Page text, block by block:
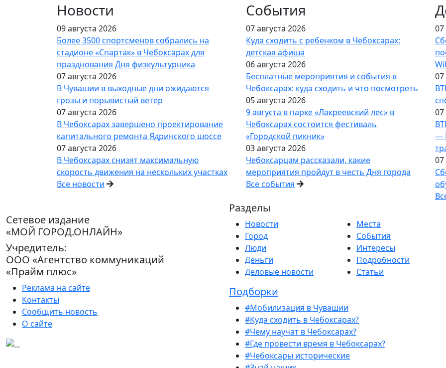
Новости
09 августа 2026
Более 3500 спортсменов собрались на
стадионе «Спартак» в Чебоксарах для
празднования Дня физкультурника
07 августа 2026
В Чувашии в выходные дни ожидаются
грозы и порывистый ветер
07 августа 2026
В Чебоксарах завершено проектирование
капитального ремонта Ядринского шоссе
07 августа 2026
В Чебоксарах снизят максимальную
скорость движения на нескольких участках
Все новости
События
07 августа 2026
Куда сходить с ребенком в Чебоксарах:
детская афиша
06 августа 2026
Бесплатные мероприятия и события в
Чебоксарах: куда сходить и что посмотреть
05 августа 2026
9 августа в парке «Лакреевский лес» в
Чебоксарах состоится фестиваль
«Городской пикник»
03 августа 2026
Чебоксарцам рассказали, какие
мероприятия пройдут в честь Дня города
Все события
07
07
07
—
07
Сетевое издание
«МОЙ ГОРОД.ОНЛАЙН»
Учредитель:
ООО «Агентство коммуникаций
«Прайм плюс»
Реклама на сайте
Контакты
Сообщить новость
О сайте
Разделы
Новости
Город
Люди
Деньги
Деловые новости
Места
События
Интересы
Подробности
Статьи
Подборки
#Мобилизация в Чувашии
#Куда сходить в Чебоксарах?
#Чему научат в Чебоксарах?
#Где провести время в Чебоксарах?
#Чебоксары исторические